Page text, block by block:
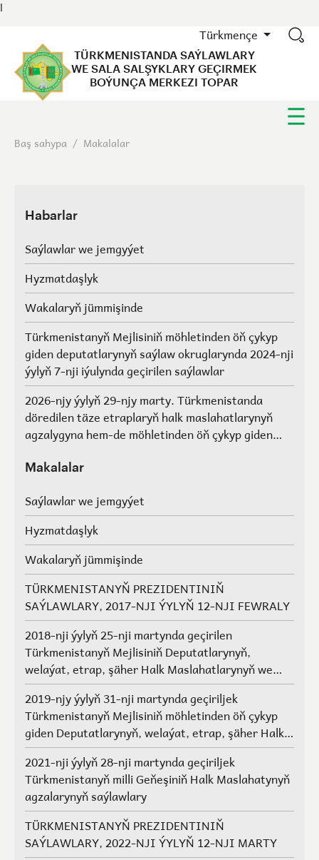
l
Türkmençe
TÜRKMENISTANDA SAÝLAWLARY
WE SALA SALŞYKLARY GEÇIRMEK
BOÝUNÇA MERKEZI TOPAR
Baş sahypa / Makalalar
Habarlar
Saýlawlar we jemgyýet
Hyzmatdaşlyk
Wakalaryň jümmişinde
Türkmenistanyň Mejlisiniň möhletinden öň çykyp
giden deputatlarynyň saýlaw okruglarynda 2024-nji
ýylyň 7-nji iýulynda geçirilen saýlawlar
2026-njy ýylyň 29-njy marty. Türkmenistanda
döredilen täze etraplaryň halk maslahatlarynyň
agzalygyna hem-de möhletinden öň çykyp giden
maslahatlarynyň we Geňeşleriň agzalarynyň ýerine
Makalalar
Saýlawlar we jemgyýet
Hyzmatdaşlyk
Wakalaryň jümmişinde
TÜRKMENISTANYŇ PREZIDENTINIŇ
SAÝLAWLARY, 2017-NJI ÝYLYŇ 12-NJI FEWRALY
2018-nji ýylyň 25-nji martynda geçirilen
Türkmenistanyň Mejlisiniň Deputatlarynyň,
welaýat, etrap, şäher Halk Maslahatlarynyň we
Geňeşleriň agzalarynyň saýlawlary.
2019-njy ýylyň 31-nji martynda geçiriljek
Türkmenistanyň Mejlisiniň möhletinden öň çykyp
giden Deputatlarynyň, welaýat, etrap, şäher Halk
Maslahatlarynyň we Geňeşleriň agzalarynyň ýerine
saýlawlar
2021-nji ýylyň 28-nji martynda geçiriljek
Türkmenistanyň milli Geňeşiniň Halk Maslahatynyň
agzalarynyň saýlawlary
TÜRKMENISTANYŇ PREZIDENTINIŇ
SAÝLAWLARY, 2022-NJI ÝYLYŇ 12-NJI MARTY